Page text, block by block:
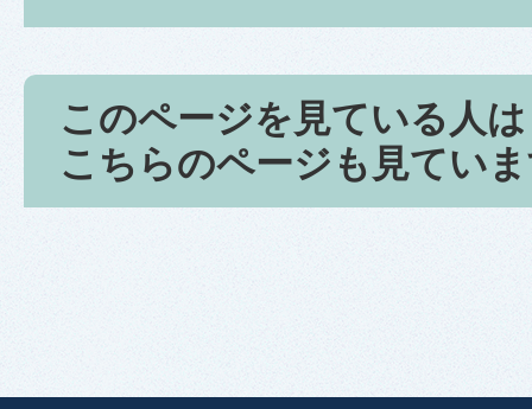
このページを見ている人は
こちらのページも見てい